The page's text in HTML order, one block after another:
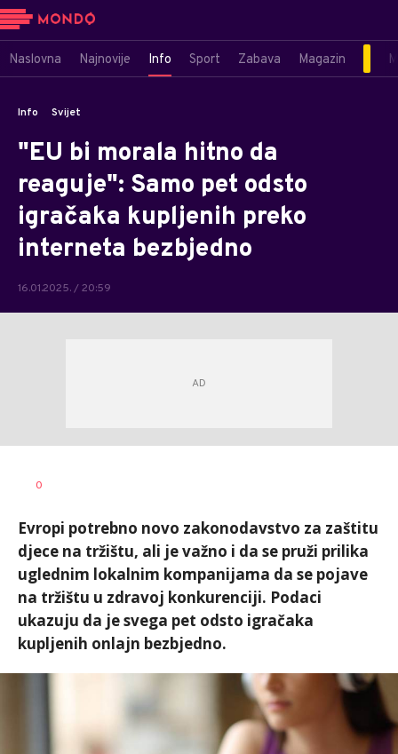
Naslovna Najnovije Info Sport Zabava Magazin
Info Svijet
"EU bi morala hitno da
reaguje": Samo pet odsto
igračaka kupljenih preko
interneta bezbjedno
16.01.2025. / 20:59
0
Evropi potrebno novo zakonodavstvo za zaštitu
djece na tržištu, ali je važno i da se pruži prilika
uglednim lokalnim kompanijama da se pojave
na tržištu u zdravoj konkurenciji. Podaci
ukazuju da je svega pet odsto igračaka
kupljenih onlajn bezbjedno.